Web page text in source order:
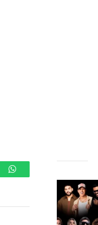
WhatsApp